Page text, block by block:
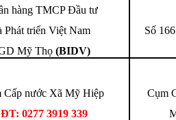
hàng TMCP Đầu tư
Phát triển Việt Nam
Mỹ Thọ(BIDV)
Số
Cấp nước Xã Mỹ Hiệp
0277 3919 339
Cụm